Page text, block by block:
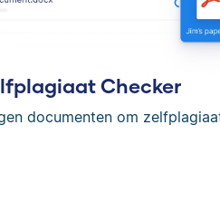
Checker
documenten om